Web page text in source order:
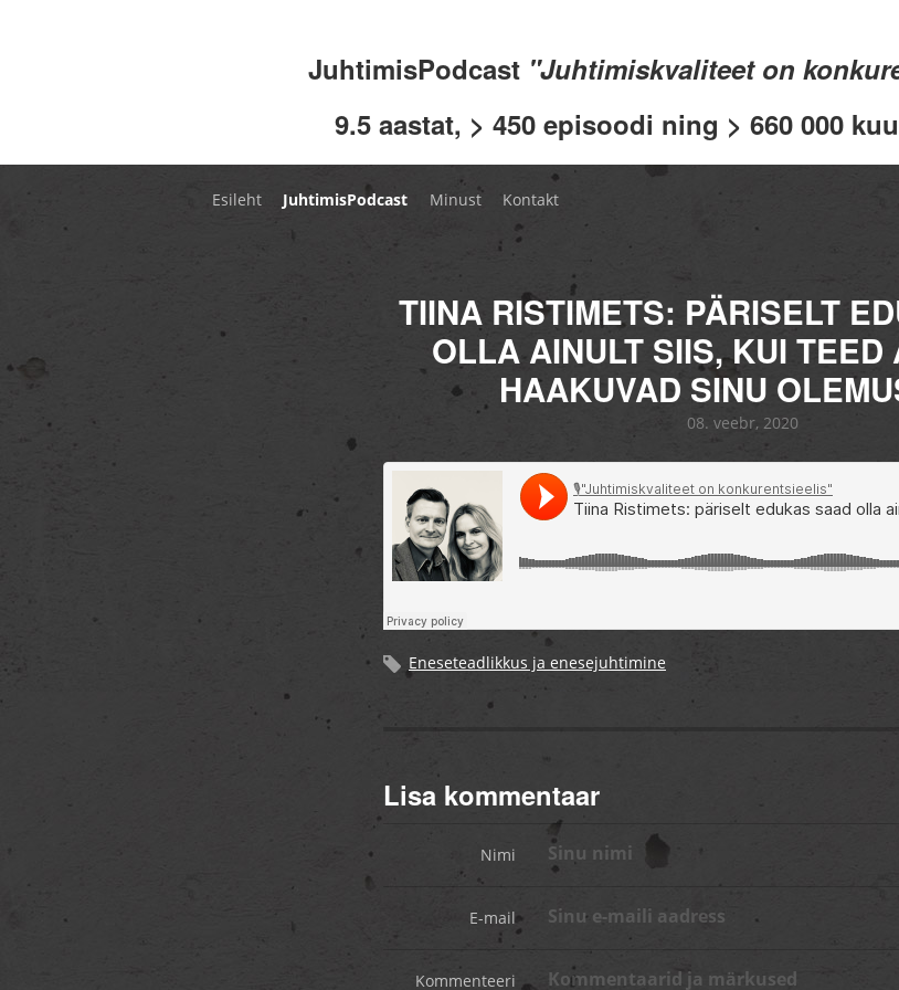
JuhtimisPodcast "Juhtimiskvaliteet on
9.5 aastat, > 450 episoodi ning > 660 000
Esileht JuhtimisPodcast Minust Kontakt
TIINA RISTIMETS: PÄRISELT
OLLA AINULT SIIS, KUI TEED
HAAKUVAD SINU
08. veebr, 2020
Eneseteadlikkus ja enesejuhtimine
Lisa kommentaar
Nimi
E-mail
Kommenteeri